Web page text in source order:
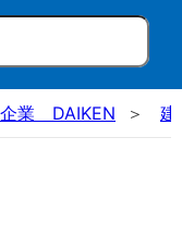
企業 DAIKEN 建